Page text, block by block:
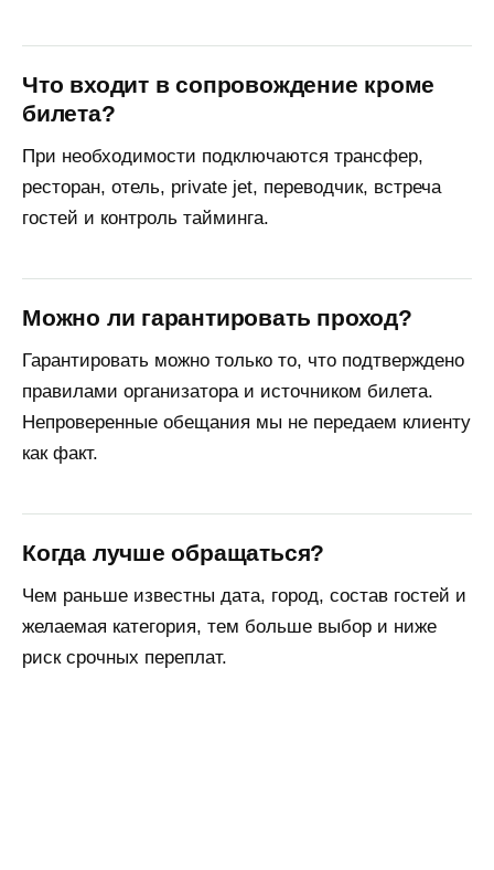
Что входит в сопровождение кроме
билета?
При необходимости подключаются трансфер,
ресторан, отель, private jet, переводчик, встреча
гостей и контроль тайминга.
Можно ли гарантировать проход?
Гарантировать можно только то, что подтверждено
правилами организатора и источником билета.
Непроверенные обещания мы не передаем клиенту
как факт.
Когда лучше обращаться?
Чем раньше известны дата, город, состав гостей и
желаемая категория, тем больше выбор и ниже
риск срочных переплат.